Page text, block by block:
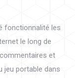
fonctionnalité les
le long de
et
jeu portable dans